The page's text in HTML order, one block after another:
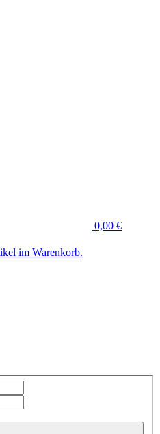
0,00 €
im Warenkorb.